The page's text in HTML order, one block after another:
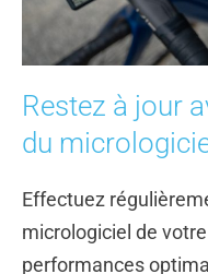
Restez à jour
du
Effectuez
micrologiciel de
performances